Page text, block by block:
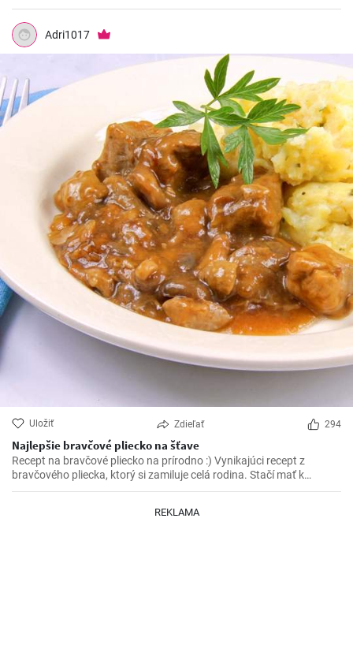
Adri1017
Uložiť Zdieľať 294
Najlepšie bravčové pliecko na šťave
Recept na bravčové pliecko na prírodno :) Vynikajúci recept z
bravčového pliecka, ktorý si zamiluje celá rodina. Stačí mať k
dispozícií pár ingrediencií a vynikajúce bravčové mäso na šťave je
REKLAMA